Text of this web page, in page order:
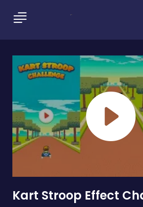
Kart Stroop Effect